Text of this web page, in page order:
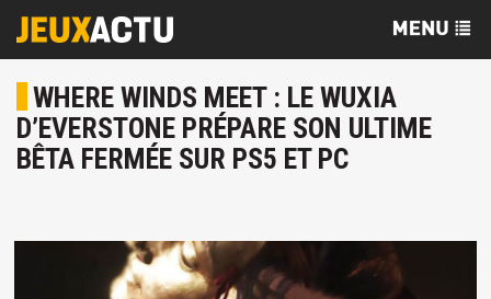
WHERE WINDS MEET : LE WUXIA
D’EVERSTONE PRÉPARE SON ULTIME
BÊTA FERMÉE SUR PS5 ET PC